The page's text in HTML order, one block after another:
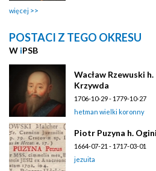
więcej
POSTACI Z TEGO OKRESU
W iPSB
Wacław Rzewuski h.
Krzywda
1706-10-29 - 1779-10-27
hetman wielki koronny
Piotr Puzyna h.
1664-07-21 - 1717-03-01
jezuita